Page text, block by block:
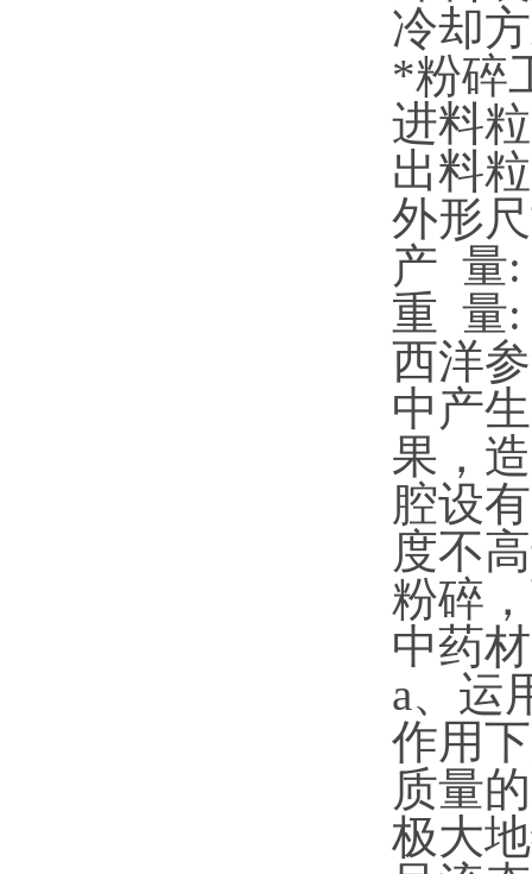
冷却
*粉碎
进料
出料
外形
产 量:
重 量:
西洋
中产
果，
腔设
度不
粉碎
中药
a、运
作用
质量
极大